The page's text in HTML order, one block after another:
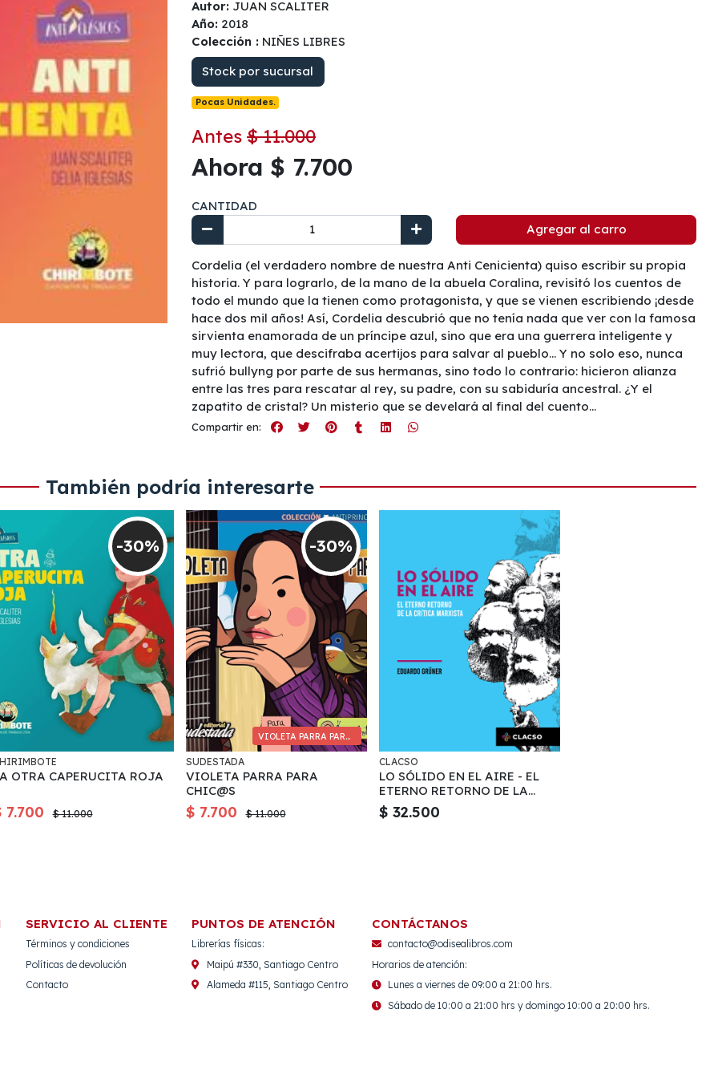
Autor: JUAN SCALITER
Año: 2018
Colección : NIÑES LIBRES
Stock por sucursal
Pocas Unidades.
Antes $ 11.000
Ahora $ 7.700
CANTIDAD
Agregar al carro
Cordelia (el verdadero nombre de nuestra Anti Cenicienta) quiso escribir su propia
historia. Y para lograrlo, de la mano de la abuela Coralina, revisitó los cuentos de
todo el mundo que la tienen como protagonista, y que se vienen escribiendo ¡desde
hace dos mil años! Así, Cordelia descubrió que no tenía nada que ver con la famosa
sirvienta enamorada de un príncipe azul, sino que era una guerrera inteligente y
muy lectora, que descifraba acertijos para salvar al pueblo... Y no solo eso, nunca
sufrió bullyng por parte de sus hermanas, sino todo lo contrario: hicieron alianza
entre las tres para rescatar al rey, su padre, con su sabiduría ancestral. ¿Y el
zapatito de cristal? Un misterio que se develará al final del cuento...
Compartir en:
También podría interesarte
-30%
OTRA CAPERUCITA ROJA
7.700 $ 11.000
-30%
VIOLETA PARRA PARA CHIC@S
SUDESTADA
VIOLETA PARRA PARA
CHIC@S
$ 7.700 $ 11.000
CLACSO
LO SÓLIDO EN EL AIRE - EL
ETERNO RETORNO DE LA
CRÍTICA MARXISTA
$ 32.500
SERVICIO AL CLIENTE
Términos y condiciones
Políticas de devolución
Contacto
PUNTOS DE ATENCIÓN
Librerías físicas:
Maipú #330, Santiago Centro
Alameda #115, Santiago Centro
CONTÁCTANOS
contacto@odisealibros.com
Horarios de atención:
Lunes a viernes de 09:00 a 21:00 hrs.
Sábado de 10:00 a 21:00 hrs y domingo 10:00 a 20:00 hrs.